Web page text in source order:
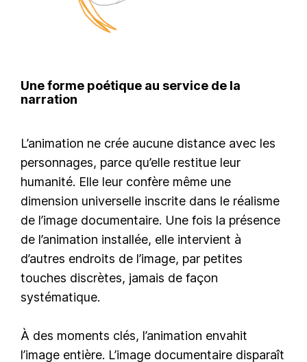
Une forme poétique au service de la
narration
L’animation ne crée aucune distance avec les
personnages, parce qu’elle restitue leur
humanité. Elle leur confère même une
dimension universelle inscrite dans le réalisme
de l’image documentaire. Une fois la présence
de l’animation installée, elle intervient à
d’autres endroits de l’image, par petites
touches discrètes, jamais de façon
systématique.
À des moments clés, l’animation envahit
l’image entière. L’image documentaire disparaît